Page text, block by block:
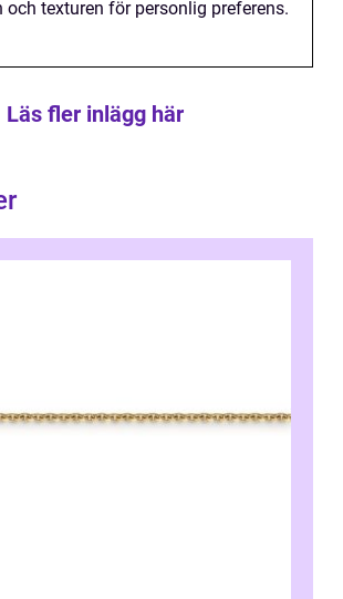
och texturen för personlig preferens.
Läs fler inlägg här